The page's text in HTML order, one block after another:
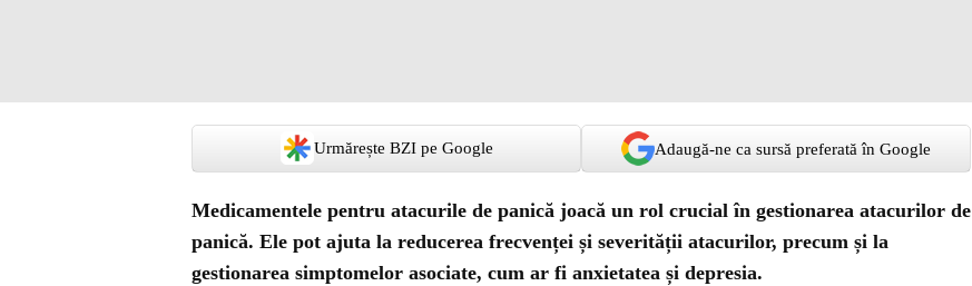
Urmărește BZI pe Google Adaugă-ne ca sursă preferată în Google
Medicamentele pentru atacurile de panică joacă un rol crucial în gestionarea atacurilor de
panică. Ele pot ajuta la reducerea frecvenței și severității atacurilor, precum și la
gestionarea simptomelor asociate, cum ar fi anxietatea și depresia.